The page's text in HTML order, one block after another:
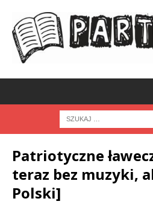
Patriotyczne
teraz bez muzyki,
Polski]